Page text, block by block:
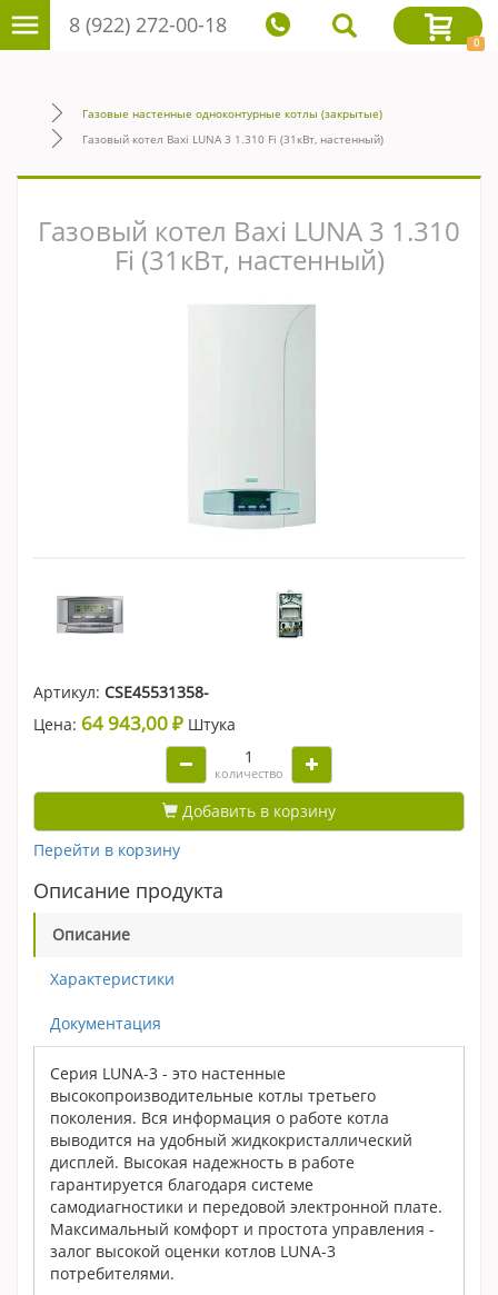
8 (922) 272-00-18
0
Газовые настенные одноконтурные котлы (закрытые)
Газовый котел Baxi LUNA 3 1.310 Fi (31кВт, настенный)
Газовый котел Baxi LUNA 3 1.310
Fi (31кВт, настенный)
Артикул: CSE45531358-
Цена: 64 943,00 ₽ Штука
количество
Добавить в корзину
Перейти в корзину
Описание продукта
Описание
Характеристики
Документация
Серия LUNA-3 - это настенные
высокопроизводительные котлы третьего
поколения. Вся информация о работе котла
выводится на удобный жидкокристаллический
дисплей. Высокая надежность в работе
гарантируется благодаря системе
самодиагностики и передовой электронной плате.
Максимальный комфорт и простота управления -
залог высокой оценки котлов LUNA-3
потребителями.